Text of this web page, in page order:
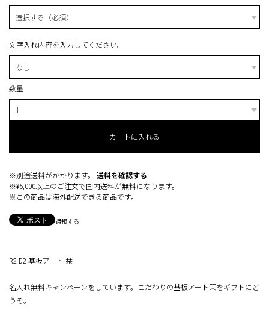
文字入れ内容を入力してください。
数量
カートに入れる
※別途送料がかかります。
送料を確認する
※¥5,000以上のご注文で国内送料が無料になります。
※この商品は海外配送できる商品です。
通報する
R2-D2 基板アート 栞
名入れ無料キャンペーンをしています。こだわりの基板アート栞をギフトにど
うぞ。